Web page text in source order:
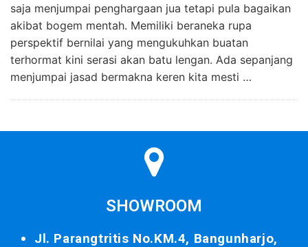
saja menjumpai penghargaan jua tetapi pula bagaikan
akibat bogem mentah. Memiliki beraneka rupa
perspektif bernilai yang mengukuhkan buatan
terhormat kini serasi akan batu lengan. Ada sepanjang
menjumpai jasad bermakna keren kita mesti …
SHOWROOM
Jl. Parangtritis No.KM.4, Bangunharjo,